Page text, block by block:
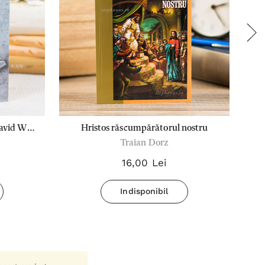
W.
Hristos răscumpărătorul nostru
Traian Dorz
16,00 Lei
Indisponibil